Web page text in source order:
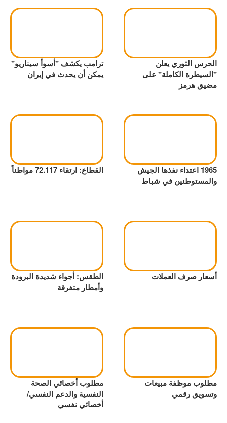
الحرس الثوري يعلن
"السيطرة الكاملة" على
مضيق هرمز
ترامب يكشف "أسوأ سيناريو"
يمكن أن يحدث في إيران
1965 اعتداء نفذها الجيش
والمستوطنين في شباط
القطاع: ارتقاء 72.117 مواطناً
أسعار صرف العملات
الطقس: أجواء شديدة البرودة
وأمطار متفرقة
مطلوب موظفة مبيعات
وتسويق رقمي
مطلوب أخصائي الصحة
النفسية والدعم النفسي/
أخصائي نفسي